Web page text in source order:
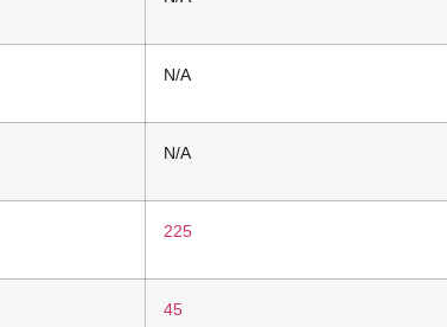
N/A
N/A
225
45